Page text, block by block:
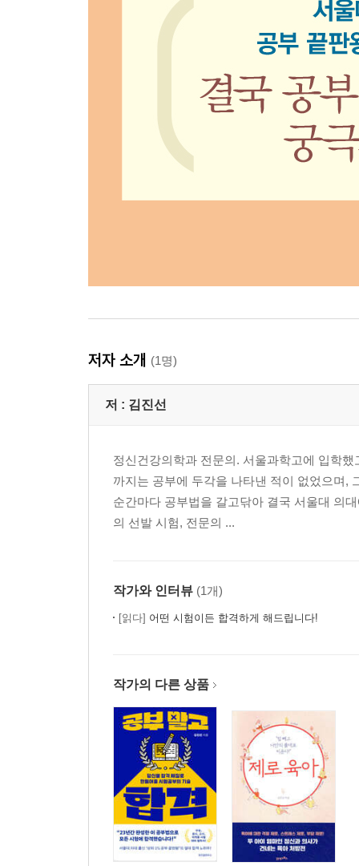
저자 소개 (1명)
저 : 김진선
정신건강의학과 전문의. 서울과학고에 입학
까지는 공부에 두각을 나타낸 적이 없었으며,
순간마다 공부법을 갈고닦아 결국 서울대 의
의 선발 시험, 전문의 ...
작가와 인터뷰 (1개)
[읽다] 어떤 시험이든 합격하게 해드립니다!
작가의 다른 상품